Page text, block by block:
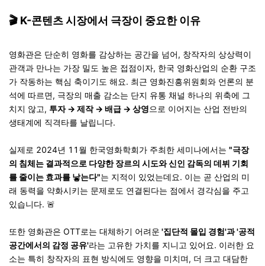
🎬 K-콘텐츠 시장에서 극장이 중요한 이유
영화관은 단순히 영화를 감상하는 공간을 넘어, 창작자의 상상력이
관객과 만나는 가장 밀도 높은 접점이자, 한국 영화산업의 순환 구조
가 작동하는 핵심 축이기도 해요. 최근 영화진흥위원회와 언론의 분
석에 따르면, 극장의 매출 감소는 단지 유통 채널 하나의 위축에 그
치지 않고, 투자 → 제작 → 배급 → 상영으로 이어지는 산업 전반의
생태계에 직격타를 날립니다.
실제로 2024년 11월 한국영화학회가 주최한 세미나에서는 "극장
의 침체는 결과적으로 다양한 장르의 시도와 신인 감독의 데뷔 기회
를 줄이는 효과를 낳는다"는 지적이 있었는데요. 이는 곧 산업의 미
래 동력을 약화시키는 문제로도 연결된다는 점에서 경각심을 주고
있습니다. 🚨
또한 영화관은 OTT로는 대체하기 어려운 '집단적 몰입 경험'과 '공적
공간에서의 감정 공유'라는 고유한 가치를 지니고 있어요. 이러한 요
소는 특히 창작자의 표현 방식에도 영향을 미치며, 더 크고 대담한